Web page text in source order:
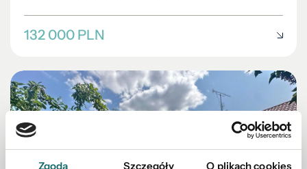
Zgoda Szczegóły O plikach cookies
132 000 PLN